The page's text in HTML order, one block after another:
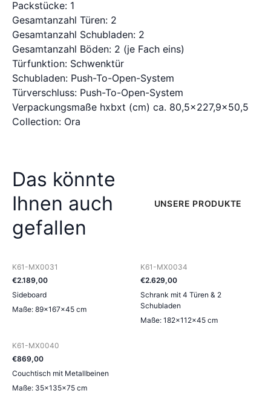
Packstücke: 1
Gesamtanzahl Türen: 2
Gesamtanzahl Schubladen: 2
Gesamtanzahl Böden: 2 (je Fach eins)
Türfunktion: Schwenktür
Schubladen: Push-To-Open-System
Türverschluss: Push-To-Open-System
Verpackungsmaße hxbxt (cm) ca. 80,5x227,9x50,5
Collection: Ora
Das könnte
Ihnen auch
gefallen
UNSERE PRODUKTE
K61-MX0031
€2.189,00
Sideboard
Maße: 89×167×45 cm
K61-MX0034
€2.629,00
Schrank mit 4 Türen & 2
Schubladen
Maße: 182×112×45 cm
K61-MX0040
€869,00
Couchtisch mit Metallbeinen
Maße: 35×135×75 cm